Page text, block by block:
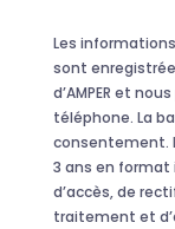
Les
sont
d’AMPER et
téléphone. La
consentement.
3 ans en format
d’accès, de
traitement et